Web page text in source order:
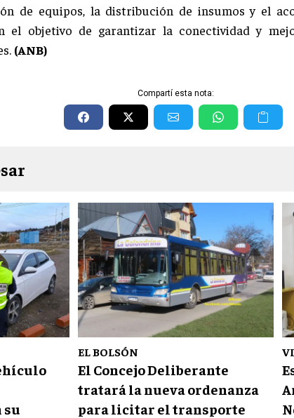
de equipos, la distribución de insumos y el
el objetivo de garantizar la conectividad y
(ANB)
Compartí esta nota:
EL BOLSÓN
El Concejo Deliberante
tratará la nueva ordenanza
para licitar el transporte